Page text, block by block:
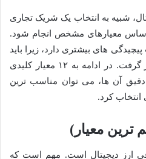
شبیه به انتخاب یک شریک تجاری
اساس معیارهای مشخص انجام شود.
پیچیدگی های بیشتری دارد، زیرا باید
فاکتورهای محلی را نیز در نظر گرفت. در ادامه به ۱۲ معیار کلیدی
آن ها، می توان مناسب ترین
کرد.
ارز دیجیتال است. مهم است که